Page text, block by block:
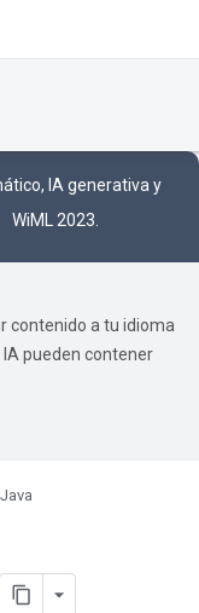
IA generativa y
WiML 2023.
contenido a tu idioma
pueden contener
Java